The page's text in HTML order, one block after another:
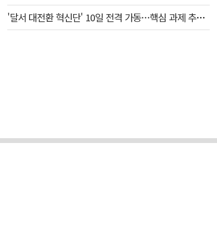
'달서 대전환 혁신단' 10일 전격 가동…핵심 과제 추진 컨트롤타워 역할